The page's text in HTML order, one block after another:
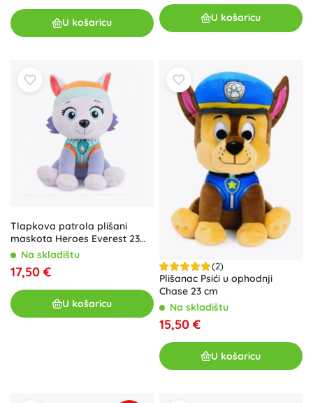
U košaricu U košaricu
Tlapkova patrola plišani
maskota Heroes Everest 23
cmNa skladištu
17,50 €
U košaricu
(2)
Plišanac Psići u ophodnji
Chase 23 cm
Na skladištu
15,50 €
U košaricu